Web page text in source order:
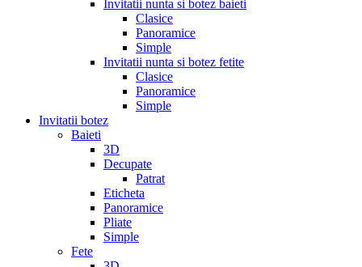
Invitatii nunta si botez baieti
Clasice
Panoramice
Simple
Invitatii nunta si botez fetite
Clasice
Panoramice
Simple
Invitatii botez
Baieti
3D
Decupate
Patrat
Eticheta
Panoramice
Pliate
Simple
Fete